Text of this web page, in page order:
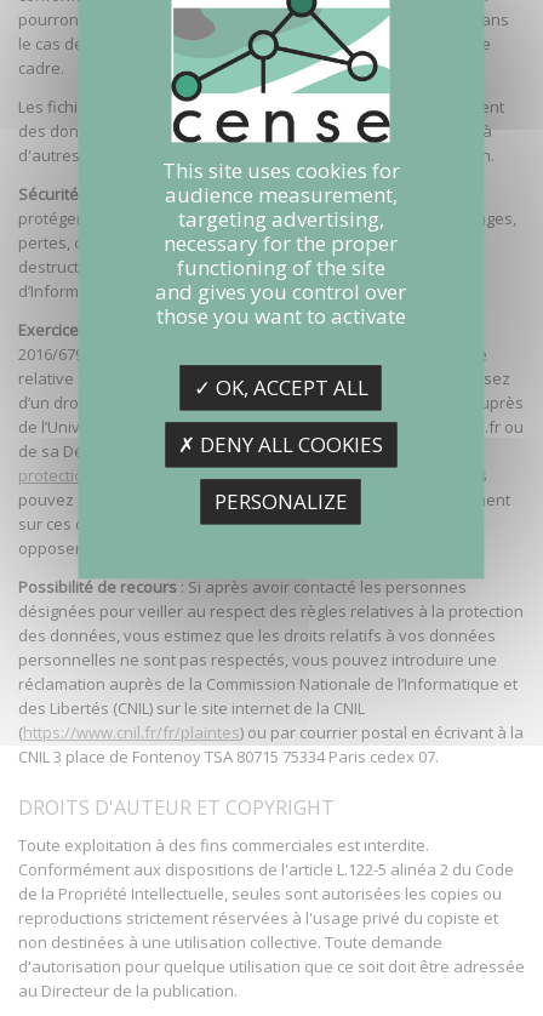
pourront être transmises aux organisateurs d'un événement dans
le cas de données de formulaire d'inscription collectées dans ce
cadre.
Les fichiers détenus par l'Université Gustave Eiffel qui comportent
des données à caractère personnel ne seront jamais transmis à
d'autres tiers et ne feront jamais l'objet d'une commercialisation.
Sécurité : L’ Université Gustave Eiffel met tout en œuvre pour
protéger vos données à caractère personnel contre les dommages,
pertes, détournements, intrusions, divulgations, altérations ou
destructions et applique la Politique de Sécurité des Systèmes
d’Information de l’Etat (PSSIE).
Exercice des droits
: Conformément au Règlement Général (UE)
2016/679 du 27 Avril 2016 et à la loi n°78-17 du 6 janvier modifiée
relative à l’informatique, aux fichiers et aux libertés, vous disposez
d’un droit d’accès aux données vous concernant directement auprès
de l’Université Gustave Eiffel auprès de webmaster@univ-eiffel.fr ou
de sa Déléguée à la Protection des données :
protectiondesdonnees-dpo@univ-eiffel.fr. Le cas échéant, vous
pouvez également exercer vos droits de rectification, d’effacement
sur ces données, obtenir la limitation du traitement ou vous y
opposer pour motif légitime.
Possibilité de recours : Si après avoir contacté les personnes
désignées pour veiller au respect des règles relatives à la protection
des données, vous estimez que les droits relatifs à vos données
personnelles ne sont pas respectés, vous pouvez introduire une
réclamation auprès de la Commission Nationale de l’Informatique et
des Libertés (CNIL) sur le site internet de la CNIL
(https://www.cnil.fr/fr/plaintes) ou par courrier postal en écrivant à la
CNIL 3 place de Fontenoy TSA 80715 75334 Paris cedex 07.
DROITS D'AUTEUR ET COPYRIGHT
Toute exploitation à des fins commerciales est interdite.
Conformément aux dispositions de l'article L.122-5 alinéa 2 du Code
de la Propriété Intellectuelle, seules sont autorisées les copies ou
reproductions strictement réservées à l'usage privé du copiste et
non destinées à une utilisation collective. Toute demande
d'autorisation pour quelque utilisation que ce soit doit être adressée
au Directeur de la publication.
This site uses cookies for
audience measurement,
targeting advertising,
necessary for the proper
functioning of the site
and gives you control over
those you want to activate
✓ OK, ACCEPT ALL
✗ DENY ALL COOKIES
PERSONALIZE